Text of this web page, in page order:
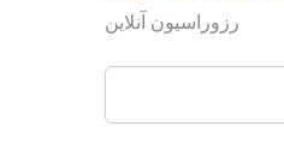
رزوراسیون آنلاین